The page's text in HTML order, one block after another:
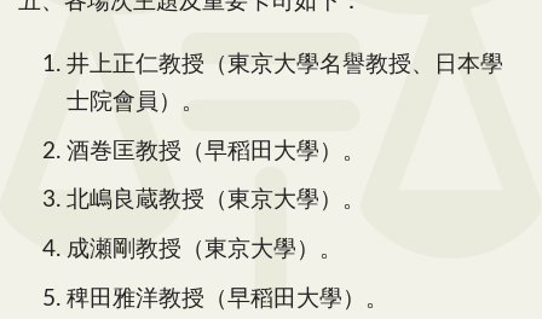
井上正仁教授（東京大學名譽教授、日本學
士院會員）。
酒巻匡教授（早稻田大學）。
北嶋良蔵教授（東京大學）。
成瀬剛教授（東京大學）。
稗田雅洋教授（早稻田大學）。